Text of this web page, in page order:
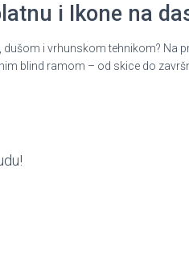
i Ikone na
i vrhunskom tehnikom? Na
blind ramom – od skice do